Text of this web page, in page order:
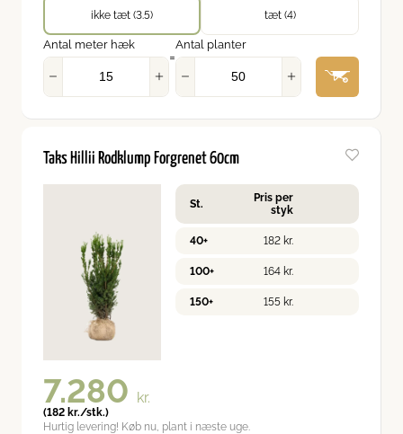
ikke tæt (3.5) tæt (4)
Antal meter hæk
=
Antal planter
Taks Hillii Rodklump Forgrenet 60cm
St.
Pris per
styk
40+ 182 kr.
100+ 164 kr.
150+ 155 kr.
7.280 kr.
(182 kr./stk.)
Hurtig levering! Køb nu, plant i næste uge.